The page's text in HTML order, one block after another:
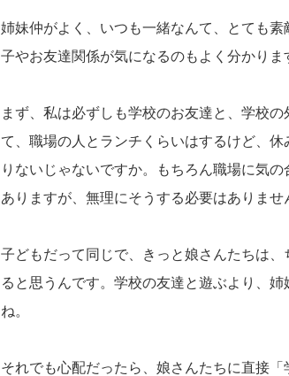
姉妹仲がよく、いつも一緒なんて、とても
子やお友達関係が気になるのもよく分かりま
まず、私は必ずしも学校のお友達と、学校
て、職場の人とランチくらいはするけど、
りないじゃないですか。もちろん職場に気
ありますが、無理にそうする必要はありませ
子どもだって同じで、きっと娘さんたちは
ると思うんです。学校の友達と遊ぶより、
ね。
それでも心配だったら、娘さんたちに直接